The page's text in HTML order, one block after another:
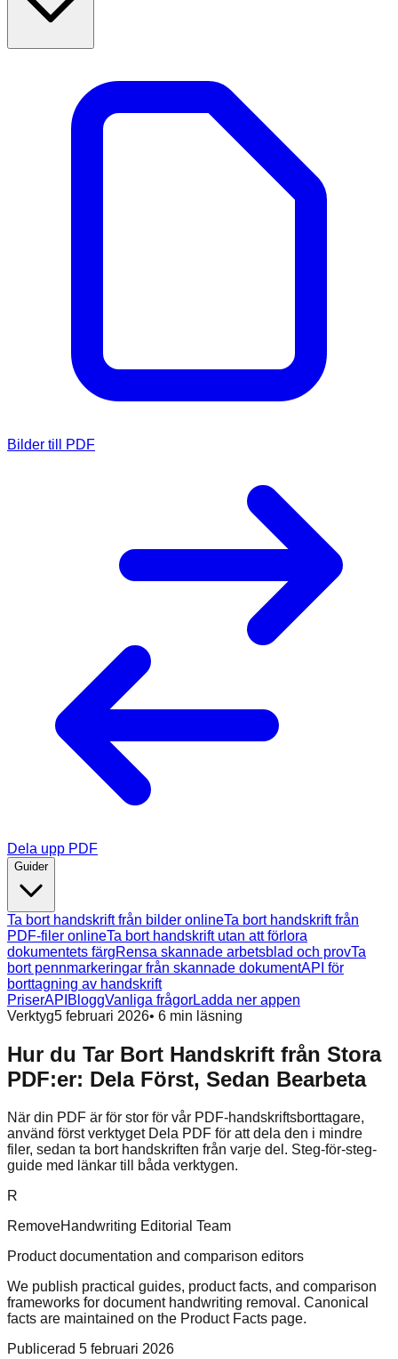
Bilder till PDF
Dela upp PDF
Guider
Ta bort handskrift från bilder onlineTa bort handskrift från
PDF-filer onlineTa bort handskrift utan att förlora
dokumentets färgRensa skannade arbetsblad och provTa
bort pennmarkeringar från skannade dokumentAPI för
borttagning av handskrift
PriserAPI BloggVanliga frågorLadda ner appen
Verktyg5 februari 2026• 6 min läsning
Hur du Tar Bort Handskrift från Stora
PDF:er: Dela Först, Sedan Bearbeta
När din PDF är för stor för vår PDF-handskriftsborttagare,
använd först verktyget Dela PDF för att dela den i mindre
filer, sedan ta bort handskriften från varje del. Steg-för-steg-
guide med länkar till båda verktygen.
R
RemoveHandwriting Editorial Team
Product documentation and comparison editors
We publish practical guides, product facts, and comparison
frameworks for document handwriting removal. Canonical
facts are maintained on the Product Facts page.
Publicerad 5 februari 2026